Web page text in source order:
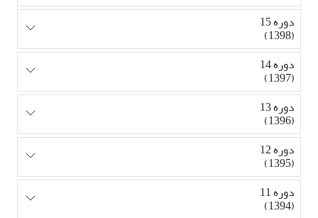
دوره 15
(1398)
دوره 14
(1397)
دوره 13
(1396)
دوره 12
(1395)
دوره 11
(1394)